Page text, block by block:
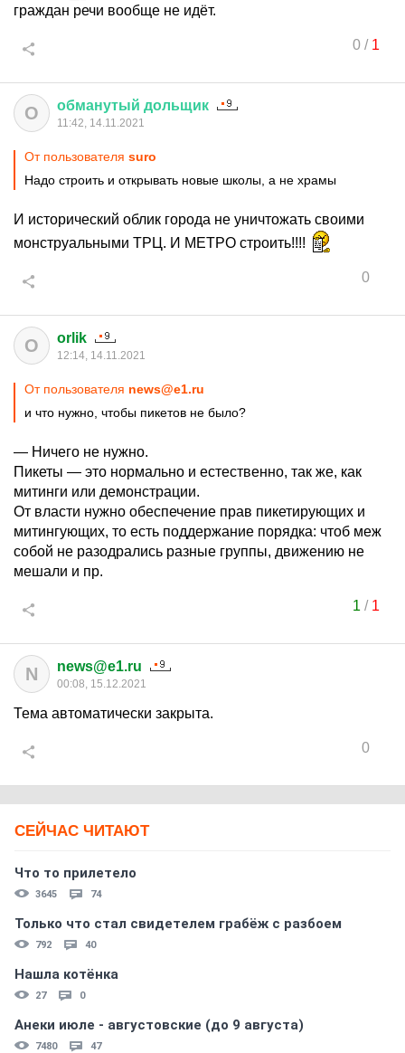
граждан речи вообще не идёт.
0/ 1
О обманутый дольщик
11:42, 14.11.2021
От пользователя surо
Надо строить и открывать новые школы, а не храмы
И исторический облик города не уничтожать своими
монструальными ТРЦ. И МЕТРО строить!!!!
0
O orlik
12:14, 14.11.2021
От пользователя news@e1.ru
и что нужно, чтобы пикетов не было?
— Ничего не нужно.
Пикеты — это нормально и естественно, так же, как
митинги или демонстрации.
От власти нужно обеспечение прав пикетирующих и
митингующих, то есть поддержание порядка: чтоб меж
собой не разодрались разные группы, движению не
мешали и пр.
1 / 1
N news@e1.ru
00:08, 15.12.2021
Тема автоматически закрыта.
0
СЕЙЧАС ЧИТАЮТ
Что то прилетело
3645 74
Только что стал свидетелем грабёж с разбоем
792 40
Нашла котёнка
27 0
Анеки июле - августовские (до 9 августа)
7480 47